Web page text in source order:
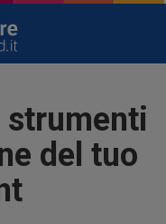
strumenti
del tuo